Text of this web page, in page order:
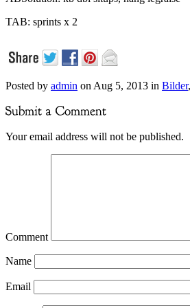
TAB: sprints x 2
Posted by admin on Aug 5, 2013 in Bilder,
Your email address will not be published.
Comment
Name
Email